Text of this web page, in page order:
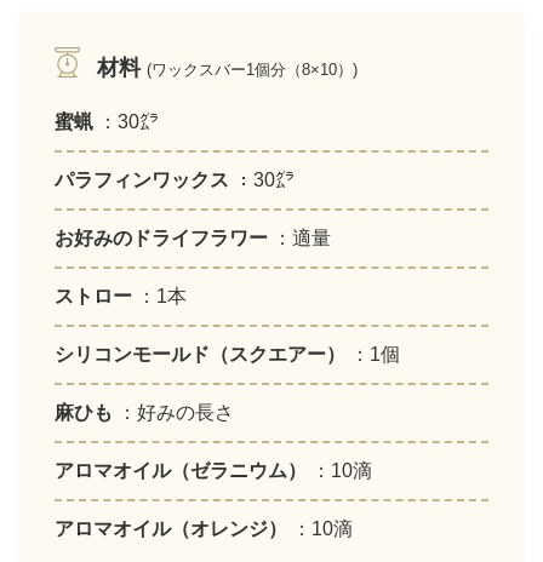
材料 (ワックスバー1個分（8×10）)
蜜蝋 ：30㌘
パラフィンワックス ：30㌘
お好みのドライフラワー ：適量
ストロー ：1本
シリコンモールド（スクエアー） ：1個
麻ひも ：好みの長さ
アロマオイル（ゼラニウム） ：10滴
アロマオイル（オレンジ） ：10滴